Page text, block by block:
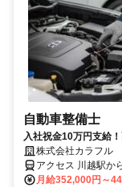
自動車整備士
入社祝金10万円支給
株式会社カラフル
アクセス 川越駅か
月給352,000円～